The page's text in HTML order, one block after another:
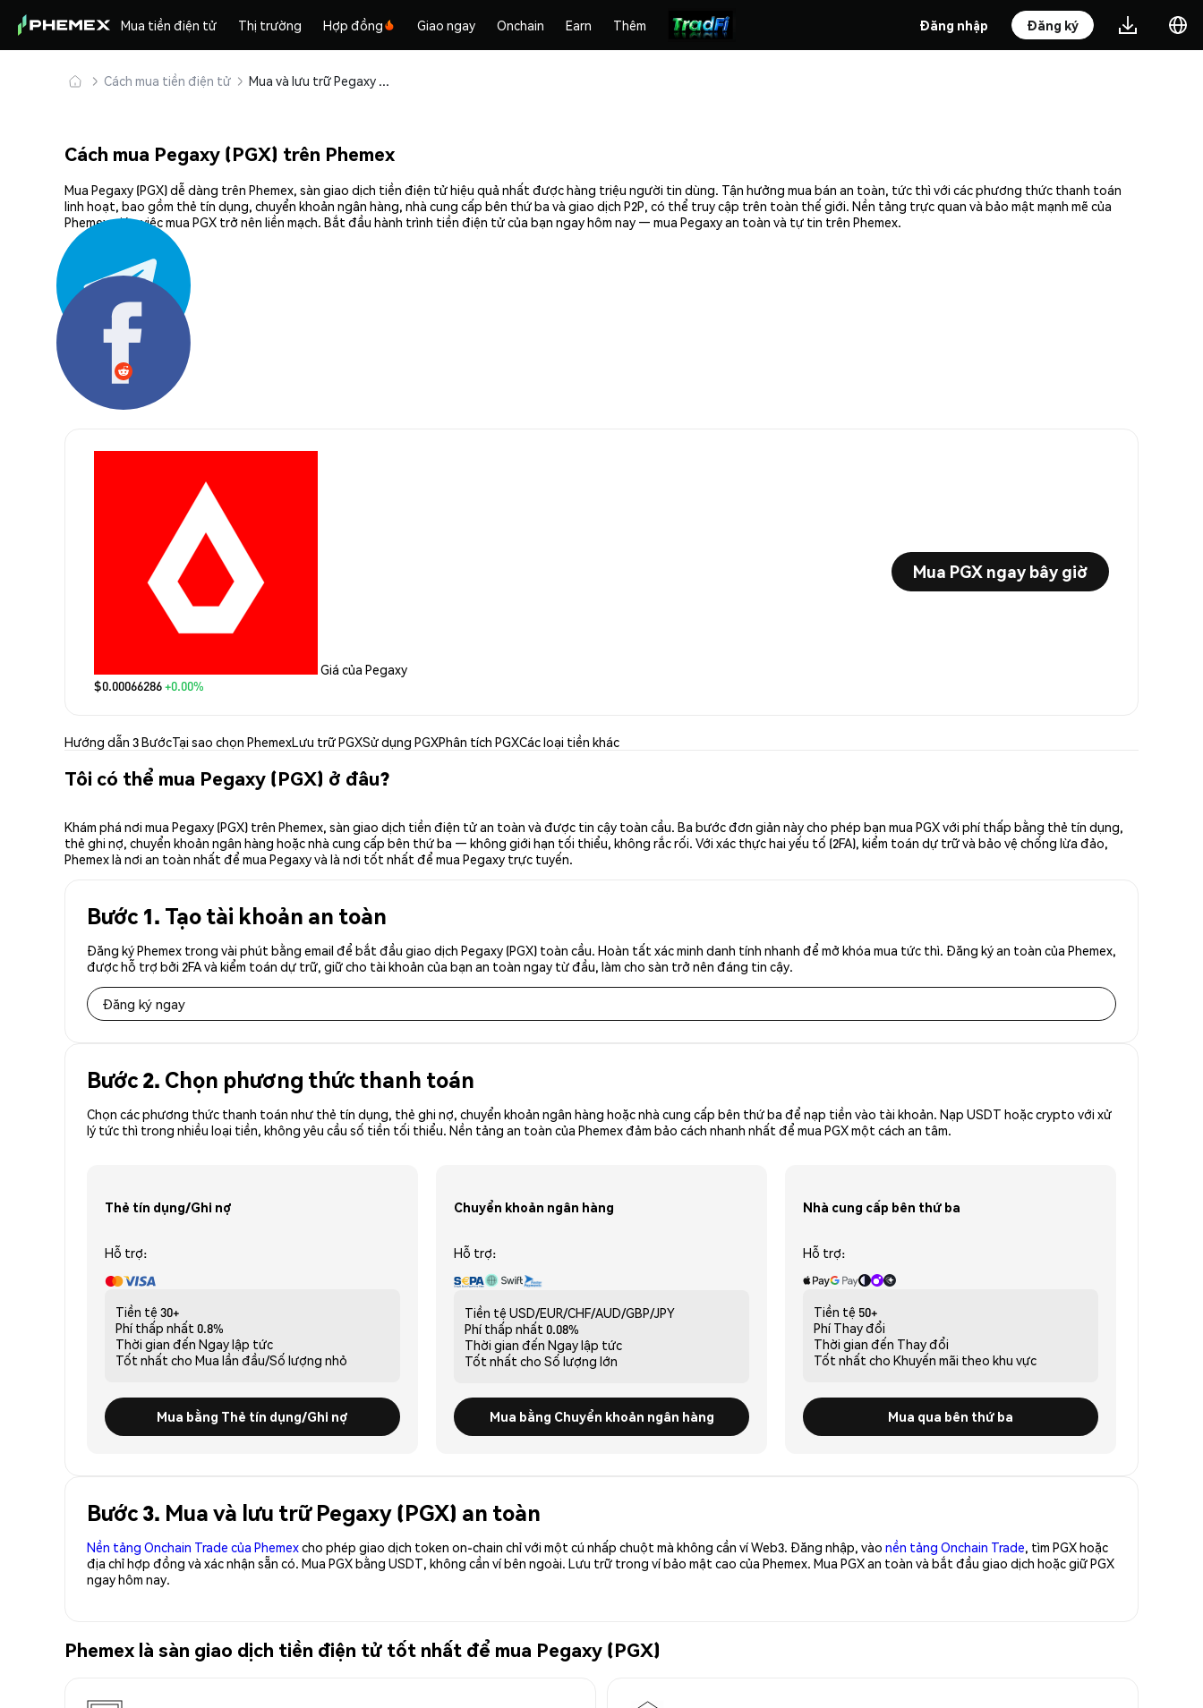
Mua tiền điện tử Thị trường Hợp đồng Giao ngay Onchain Earn Thêm Đăng nhập Đăng ký
Cách mua tiền điện tử Mua và lưu trữ Pegaxy (PGX) an toàn
Cách mua Pegaxy (PGX) trên Phemex
Mua Pegaxy (PGX) dễ dàng trên Phemex, sàn giao dịch tiền điện tử hiệu quả nhất được hàng triệu người tin dùng. Tận hưởng mua bán an toàn, tức thì với các phương thức thanh toán
linh hoạt, bao gồm thẻ tín dụng, chuyển khoản ngân hàng, nhà cung cấp bên thứ ba và giao dịch P2P, có thể truy cập trên toàn thế giới. Nền tảng trực quan và bảo mật mạnh mẽ của
Phemex giúp việc mua PGX trở nên liền mạch. Bắt đầu hành trình tiền điện tử của bạn ngay hôm nay — mua Pegaxy an toàn và tự tin trên Phemex.
Chia sẻ:
Giá của Pegaxy
$0.00066286+0.00%
Mua PGX ngay bây giờ
Hướng dẫn 3 BướcTại sao chọn PhemexLưu trữ PGXSử dụng PGXPhân tích PGXCác loại tiền khác
Tôi có thể mua Pegaxy (PGX) ở đâu?
Khám phá nơi mua Pegaxy (PGX) trên Phemex, sàn giao dịch tiền điện tử an toàn và được tin cậy toàn cầu. Ba bước đơn giản này cho phép bạn mua PGX với phí thấp bằng thẻ tín dụng,
thẻ ghi nợ, chuyển khoản ngân hàng hoặc nhà cung cấp bên thứ ba — không giới hạn tối thiểu, không rắc rối. Với xác thực hai yếu tố (2FA), kiểm toán dự trữ và bảo vệ chống lừa đảo,
Phemex là nơi an toàn nhất để mua Pegaxy và là nơi tốt nhất để mua Pegaxy trực tuyến.
Bước 1. Tạo tài khoản an toàn
Đăng ký Phemex trong vài phút bằng email để bắt đầu giao dịch Pegaxy (PGX) toàn cầu. Hoàn tất xác minh danh tính nhanh để mở khóa mua tức thì. Đăng ký an toàn của Phemex,
được hỗ trợ bởi 2FA và kiểm toán dự trữ, giữ cho tài khoản của bạn an toàn ngay từ đầu, làm cho sàn trở nên đáng tin cậy.
Đăng ký ngay
Bước 2. Chọn phương thức thanh toán
Chọn các phương thức thanh toán như thẻ tín dụng, thẻ ghi nợ, chuyển khoản ngân hàng hoặc nhà cung cấp bên thứ ba để nạp tiền vào tài khoản. Nạp USDT hoặc crypto với xử
lý tức thì trong nhiều loại tiền, không yêu cầu số tiền tối thiểu. Nền tảng an toàn của Phemex đảm bảo cách nhanh nhất để mua PGX một cách an tâm.
Thẻ tín dụng/Ghi nợ
Hỗ trợ:
Tiền tệ 30+
Phí thấp nhất 0.8%
Thời gian đến Ngay lập tức
Tốt nhất cho Mua lần đầu/Số lượng nhỏ
Mua bằng Thẻ tín dụng/Ghi nợ
Chuyển khoản ngân hàng
Hỗ trợ:
Tiền tệ USD/EUR/CHF/AUD/GBP/JPY
Phí thấp nhất 0.08%
Thời gian đến Ngay lập tức
Tốt nhất cho Số lượng lớn
Mua bằng Chuyển khoản ngân hàng
Nhà cung cấp bên thứ ba
Hỗ trợ:
Tiền tệ 50+
Phí Thay đổi
Thời gian đến Thay đổi
Tốt nhất cho Khuyến mãi theo khu vực
Mua qua bên thứ ba
Bước 3. Mua và lưu trữ Pegaxy (PGX) an toàn
Nền tảng Onchain Trade của Phemexcho phép giao dịch token on-chain chỉ với một cú nhấp chuột mà không cần ví Web3. Đăng nhập, vào nền tảng Onchain Trade, tìm PGX hoặc
địa chỉ hợp đồng và xác nhận sẵn có. Mua PGX bằng USDT, không cần ví bên ngoài. Lưu trữ trong ví bảo mật cao của Phemex. Mua PGX an toàn và bắt đầu giao dịch hoặc giữ PGX
ngay hôm nay.
Phemex là sàn giao dịch tiền điện tử tốt nhất để mua Pegaxy (PGX)